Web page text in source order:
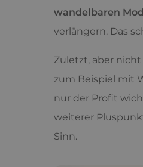
wandelbaren
verlängern. Das
Zuletzt, aber
zum Beispiel mit
nur der Profit
weiterer
Sinn.